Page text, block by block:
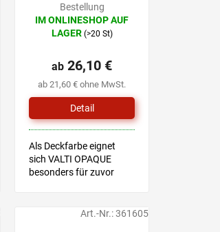
Bestellung
Die
durchschnittliche
Sternen.
IM ONLINESHOP AUF
LAGER (>20 St)
ab 21,60 € ohne MwSt.
ab 26,10 €
Detail
Als Deckfarbe eignet
sich VALTI OPAQUE
besonders für zuvor
Alkydfarben oder Beizen,
Art.-Nr.:361605